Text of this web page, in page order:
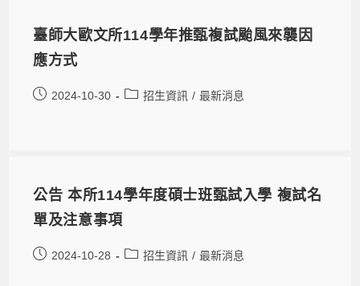
臺師大歐文所114學年推甄複試颱風來襲因
應方式
2024-10-30 招生資訊 / 最新消息
公告 本所114學年度碩士班甄試入學 複試名
單及注意事項
2024-10-28 招生資訊 / 最新消息